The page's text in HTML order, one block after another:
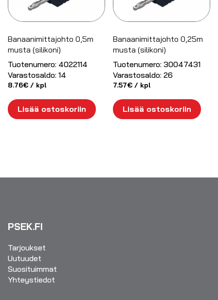
Banaanimittajohto 0,5m
musta (silikoni)
Tuotenumero: 4022114
Varastosaldo: 14
8.76€ / kpl
Lisää ostoskoriin
Banaanimittajohto 0,25m
musta (silikoni)
Tuotenumero: 30047431
Varastosaldo: 26
7.57€ / kpl
Lisää ostoskoriin
PSEK.FI
Tarjoukset
Uutuudet
Suosituimmat
Yhteystiedot